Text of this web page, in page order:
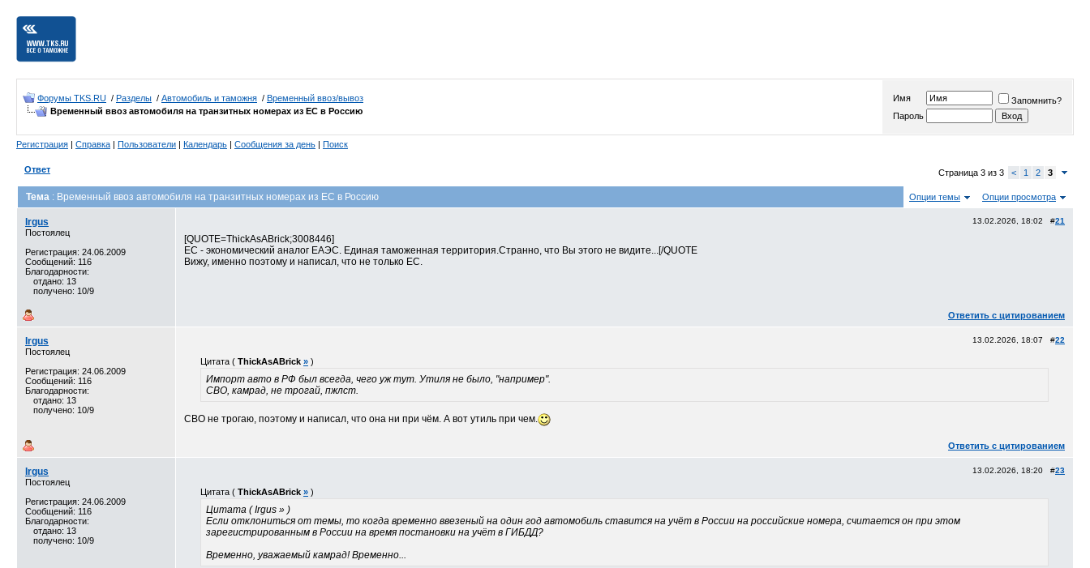
Форумы TKS.RU / Разделы / Автомобиль и таможня / Временный ввоз/вывоз
Временный ввоз автомобиля на транзитных номерах из ЕС в Россию
Имя
Запомнить?
Пароль
Регистрация | Справка | Пользователи | Календарь | Сообщения за день | Поиск
Ответ Страница 3 из 3 < 1 2 3
Тема : Временный ввоз автомобиля на транзитных номерах из ЕС в Россию Опции темы Опции просмотра
Irgus
Постоялец
Регистрация: 24.06.2009
Сообщений: 116
Благодарности:
отдано: 13
получено: 10/9
13.02.2026, 18:02 #21
[QUOTE=ThickAsABrick;3008446]
ЕС - экономический аналог ЕАЭС. Единая таможенная территория.Странно, что Вы этого не видите...[/QUOTE
Вижу, именно поэтому и написал, что не только ЕС.
Ответить с цитированием
Irgus
Постоялец
Регистрация: 24.06.2009
Сообщений: 116
Благодарности:
отдано: 13
получено: 10/9
13.02.2026, 18:07 #22
Цитата ( ThickAsABrick » )
Импорт авто в РФ был всегда, чего уж тут. Утиля не было, "например".
СВО, камрад, не трогай, пжлст.
СВО не трогаю, поэтому и написал, что она ни при чём. А вот утиль при чем.
Ответить с цитированием
Irgus
Постоялец
Регистрация: 24.06.2009
Сообщений: 116
Благодарности:
отдано: 13
получено: 10/9
13.02.2026, 18:20 #23
Цитата ( ThickAsABrick » )
Цитата ( Irgus » )
Если отклониться от темы, то когда временно ввезеный на один год автомобиль ставится на учёт в России на российские номера, считается он при этом
зарегистрированным в России на время постановки на учёт в ГИБДД?
Временно, уважаемый камрад! Временно...